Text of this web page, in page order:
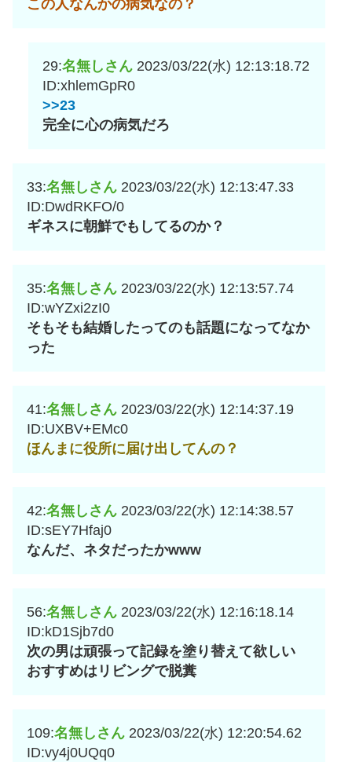
この人なんかの病気なの？
29:名無しさん 2023/03/22(水) 12:13:18.72
ID:xhlemGpR0
>>23
完全に心の病気だろ
33:名無しさん 2023/03/22(水) 12:13:47.33
ID:DwdRKFO/0
ギネスに朝鮮でもしてるのか？
35:名無しさん 2023/03/22(水) 12:13:57.74
ID:wYZxi2zI0
そもそも結婚したってのも話題になってなか
った
41:名無しさん 2023/03/22(水) 12:14:37.19
ID:UXBV+EMc0
ほんまに役所に届け出してんの？
42:名無しさん 2023/03/22(水) 12:14:38.57
ID:sEY7Hfaj0
なんだ、ネタだったかwww
56:名無しさん 2023/03/22(水) 12:16:18.14
ID:kD1Sjb7d0
次の男は頑張って記録を塗り替えて欲しい
おすすめはリビングで脱糞
109:名無しさん 2023/03/22(水) 12:20:54.62
ID:vy4j0UQq0